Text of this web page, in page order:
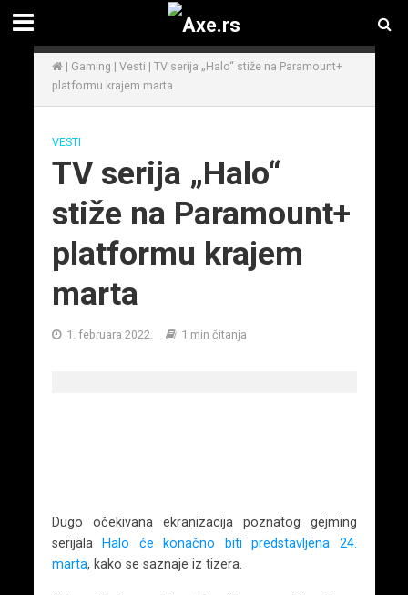
| Gaming | Vesti | TV serija „Halo“ stiže na Paramount+
platformu krajem marta
VESTI
TV serija „Halo“
stiže na Paramount+
platformu krajem
marta
1. februara 2022. 1 min čitanja
Dugo očekivana ekranizacija poznatog gejming
serijala
Halo će konačno biti predstavljena 24.
marta, kako se saznaje iz tizera.